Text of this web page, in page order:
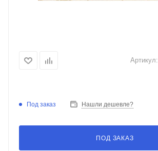
Артикул:
Под заказ Нашли дешевле?
ПОД ЗАКАЗ